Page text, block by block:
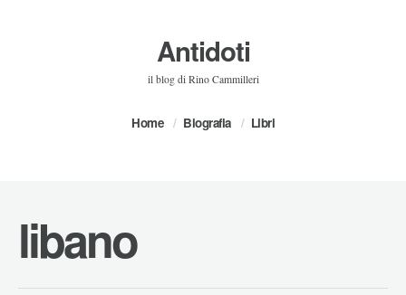
Antidoti
il blog di Rino Cammilleri
Home Biografia Libri
libano